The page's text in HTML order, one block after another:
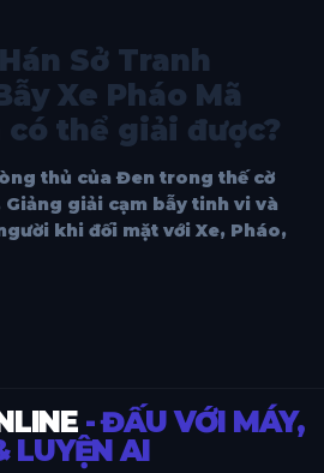
Sở Tranh
Xe Pháo Mã
có thể giải được?
thủ của Đen trong thế cờ
Giảng giải cạm bẫy tinh vi và
khi đối mặt với Xe, Pháo,
- ĐẤU VỚI MÁY,
LUYỆN AI